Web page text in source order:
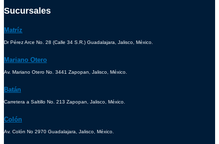
Sucursales
Matríz
Dr Pérez Arce No. 28 (Calle 34 S.R.) Guadalajara, Jalisco, México.
Mariano Otero
Av. Mariano Otero No. 3441 Zapopan, Jalisco, México.
Batán
Carretera a Saltillo No. 213 Zapopan, Jalisco, México.
Colón
Av. Colón No 2970 Guadalajara, Jalisco, México.